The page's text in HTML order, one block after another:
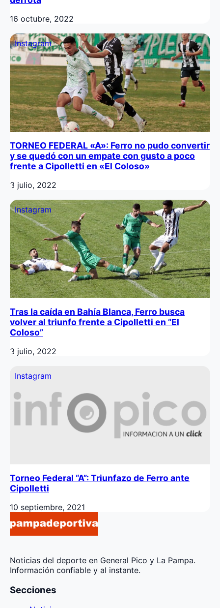
16 octubre, 2022
Instagram
TORNEO FEDERAL «A»: Ferro no pudo convertir
y se quedó con un empate con gusto a poco
frente a Cipolletti en «El Coloso»
3 julio, 2022
Instagram
Tras la caída en Bahía Blanca, Ferro busca
volver al triunfo frente a Cipolletti en “El
Coloso”
3 julio, 2022
Instagram
Torneo Federal “A”: Triunfazo de Ferro ante
Cipolletti
10 septiembre, 2021
Noticias del deporte en General Pico y La Pampa.
Información confiable y al instante.
Secciones